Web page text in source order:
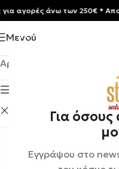
Για όσους
Εγγράψου στο
Μενού
Αρχική σελίδα
Εμφάνιση
Εκκαθάριση φίλτρων
αγορές άνω των 250€ *